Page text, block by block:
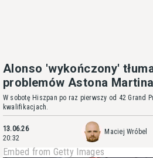
Alonso 'wykończony'
problemów Astona Martina
W sobotę Hiszpan po raz pierwszy od 42 Grand
kwalifikacjach.
13.06.26
20:32
Maciej Wróbel
Embed from Getty Images